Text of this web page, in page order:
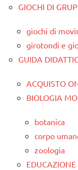
GIOCHI DI
giochi di
girotondi e
GUIDA
ACQUISTO
BIOLOGIA
botanica
corpo
zoologia